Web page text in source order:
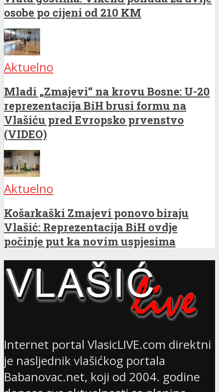
osobe po cijeni od 210 KM
Aktuelno
Mladi „Zmajevi“ na krovu Bosne: U-20
reprezentacija BiH brusi formu na
Vlašiću pred Evropsko prvenstvo
(VIDEO)
Aktuelno
Košarkaški Zmajevi ponovo biraju
Vlašić: Reprezentacija BiH ovdje
počinje put ka novim uspjesima
Internet portal VlasicLIVE.com direktni
je nasljednik vlašićkog portala
Babanovac.net, koji od 2004. godine